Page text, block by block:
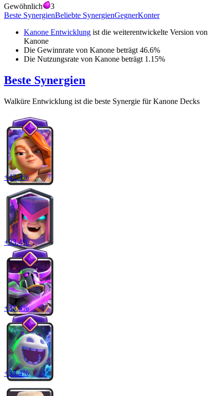
Gewöhnlich
3
Beste SynergienBeliebte SynergienGegnerKonter
Kanone Entwicklung ist die weiterentwickelte Version von
Kanone
Die Gewinnrate von Kanone beträgt 46.6%
Die Nutzungsrate von Kanone beträgt 1.15%
Beste Synergien
Walküre Entwicklung ist die beste Synergie fürKanone Decks
+42.3%
+33.4%
+33.4%
+33.4%